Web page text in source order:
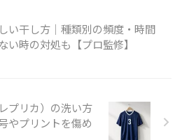
い干し方｜種類別の頻度・時間
い時の対処も【プロ監修】
プリカ）の洗い方
やプリントを傷め